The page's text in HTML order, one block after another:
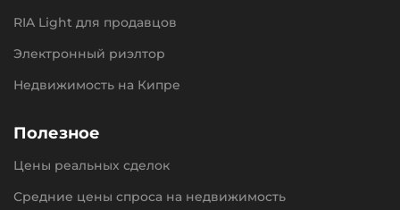
RIA Light для продавцов
Электронный риэлтор
Недвижимость на Кипре
Полезное
Цены реальных сделок
Средние цены спроса на недвижимость